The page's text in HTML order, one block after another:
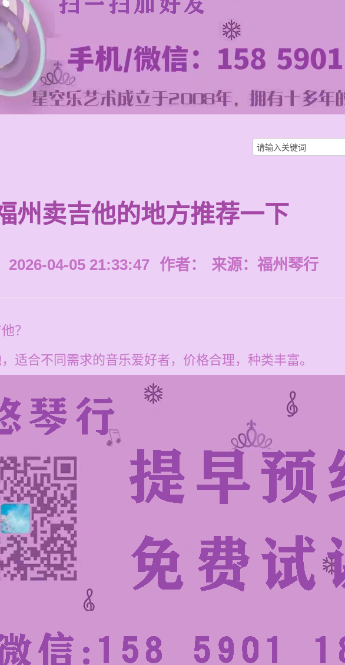
州卖吉他的地方推荐一下
2026-04-05 21:33:47 作者： 来源： 福州琴行
？
适合不同需求的音乐爱好者，价格合理，种类丰富。